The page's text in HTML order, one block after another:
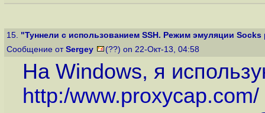
15. "Туннели с использованием SSH. Режим эмуляции Socks
Сообщение от Sergey (??) on 22-Окт-13, 04:58
На Windows, я
http:/www.proxycap.com/